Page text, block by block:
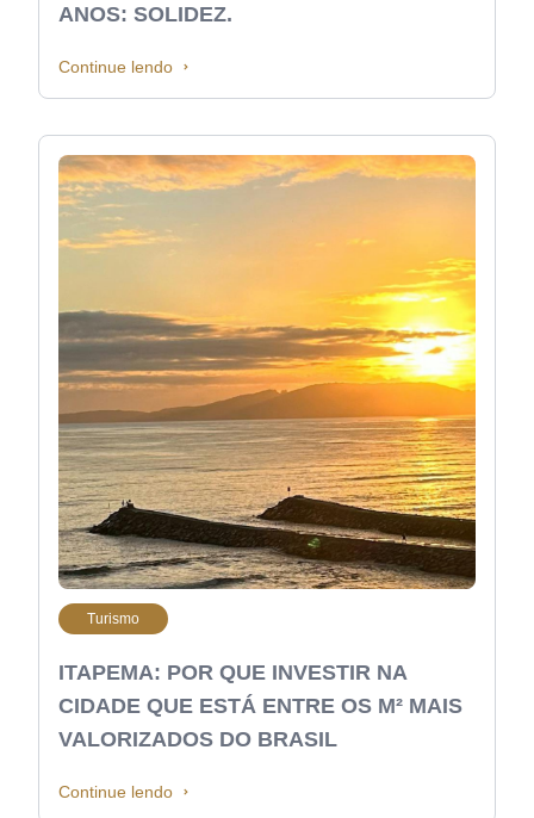
ANOS: SOLIDEZ.
Continue lendo
Turismo
ITAPEMA: POR QUE INVESTIR NA
CIDADE QUE ESTÁ ENTRE OS M² MAIS
VALORIZADOS DO BRASIL
Continue lendo